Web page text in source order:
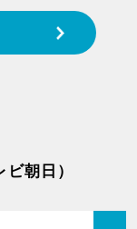
ビ朝日）